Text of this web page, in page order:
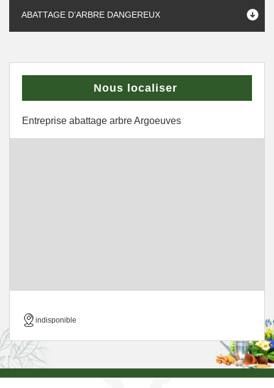
ABATTAGE D’ARBRE DANGEREUX
Nous localiser
Entreprise abattage arbre Argoeuves
indisponible